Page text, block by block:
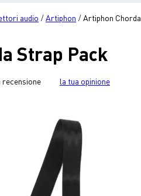
audio /Artiphon /Artiphon
Strap Pack
recensione la tua opinione